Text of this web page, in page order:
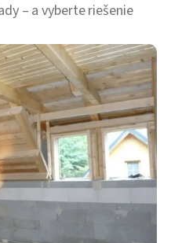
– a vyberte riešenie